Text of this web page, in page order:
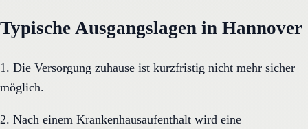
Typische Ausgangslagen in Hannover
1. Die Versorgung zuhause ist kurzfristig nicht mehr sicher
möglich.
2. Nach einem Krankenhausaufenthalt wird eine